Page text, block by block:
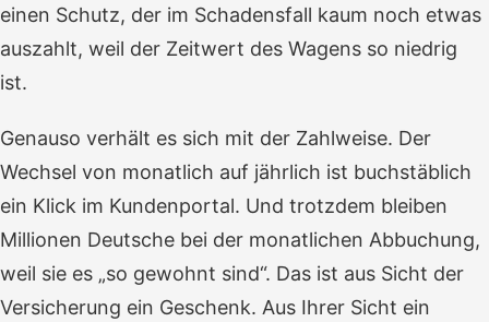
einen Schutz, der im Schadensfall kaum noch etwas
auszahlt, weil der Zeitwert des Wagens so niedrig
ist.
Genauso verhält es sich mit der Zahlweise. Der
Wechsel von monatlich auf jährlich ist buchstäblich
ein Klick im Kundenportal. Und trotzdem bleiben
Millionen Deutsche bei der monatlichen Abbuchung,
weil sie es „so gewohnt sind“. Das ist aus Sicht der
Versicherung ein Geschenk. Aus Ihrer Sicht ein